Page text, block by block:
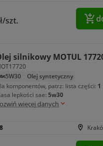
szt.
silnikowy MOTUL
5W30
Olej syntetyczny
komponentów, patrz: lista części: 1
lepkości sae: 5w30
więcej danych